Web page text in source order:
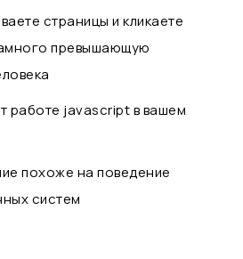
страницы и кликаете
превышающую
работе javascript в вашем
похоже на поведение
систем